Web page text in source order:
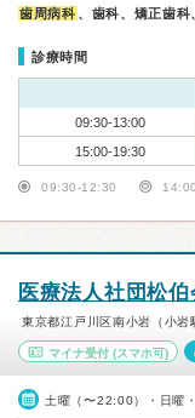
歯周病科 、歯科、矯正歯
診療時間
09:30-13:00
15:00-19:30
09:30-12:30
医療法人社団松伯
東京都江戸川区南小岩（小岩
マイナ受付 (スマホ可)
土曜（〜22:00）・日曜